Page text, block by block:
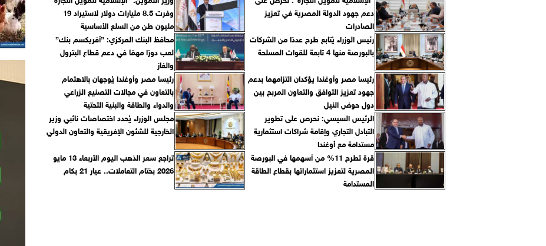
دعم جهود الدولة المصرية في تعزيز
الصادرات
وفرت 8.5 مليارات دولار لاستيراد 19
مليون طن من السلع الأساسية
رئيس الوزراء يُتابع طرح عددًا من الشركات
بالبورصة منها 4 تابعة للقوات المسلحة
محافظ البنك المركزي: ”أفريكسم بنك”
لعب دورًا مهمًا في دعم قطاع البترول
والغاز
رئيسا مصر وأوغندا يؤكدان التزامهما بدعم
جهود تعزيز التوافق والتعاون المربح بين
دول حوض النيل
رئيسا مصر وأوغندا يُوجهان بالاهتمام
بالتعاون في مجالات التصنيع الزراعي
والدواء والطاقة والبنية التحتية
الرئيس السيسي: نحرص على تطوير
التبادل التجاري وإقامة شراكات استثمارية
مستدامة مع أوغندا
مجلس الوزراء يُحدد اختصاصات نائبي وزير
الخارجية للشئون الإفريقية والتعاون الدولي
قرة تطرح 11% من أسهمها في البورصة
المصرية لتعزيز استثماراتها بقطاع الطاقة
المستدامة
تراجع سعر الذهب اليوم الأربعاء 13 مايو
2026 بختام التعاملات.. عيار 21 بكام